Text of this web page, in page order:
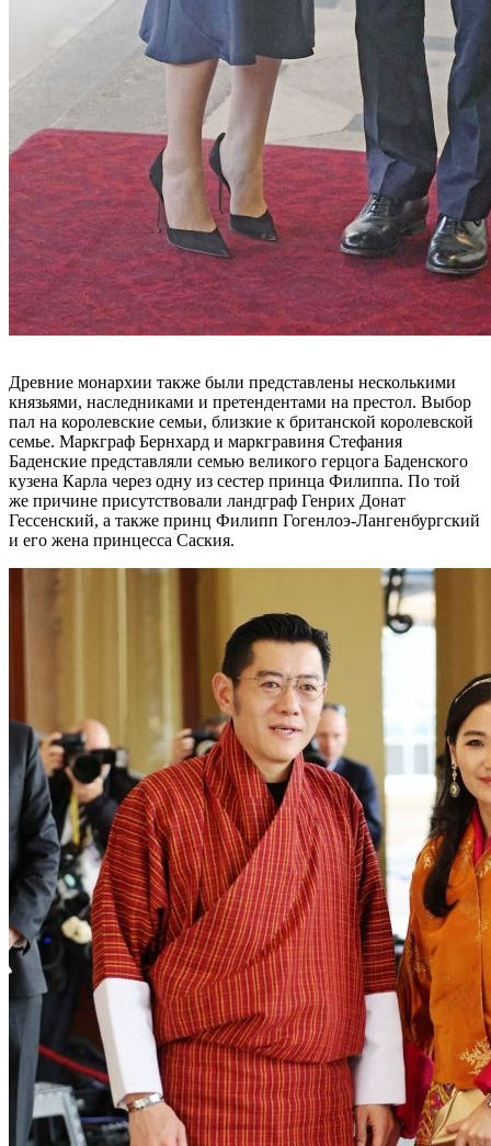
Древние монархии также были представлены несколькими
князьями, наследниками и претендентами на престол. Выбор
пал на королевские семьи, близкие к британской королевской
семье. Маркграф Бернхард и маркгравиня Стефания
Баденские представляли семью великого герцога Баденского
кузена Карла через одну из сестер принца Филиппа. По той
же причине присутствовали ландграф Генрих Донат
Гессенский, а также принц Филипп Гогенлоэ-Лангенбургский
и его жена принцесса Саския.